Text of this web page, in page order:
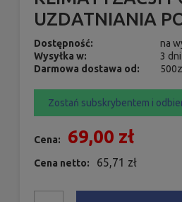
UZDATNIANIA
Dostępność:
na
Wysyłka w:
3 dni
Darmowa dostawa od:
Zostań subskrybentem i
Cena: 69,00 zł
Cena netto: 65,71 zł